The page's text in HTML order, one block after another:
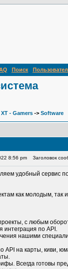
Поиск
- Gamers -> Software
8:56 pm Заголовок
удобный сервис
как молодым, так
с любым
интеграция по API.
нашими
API на карты, киви,
Всегда готовы